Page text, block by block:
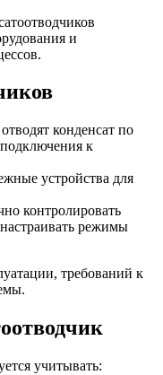
и
конденсат по
к
устройства для
контролировать
режимы
требований к
учитывать: